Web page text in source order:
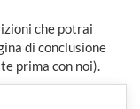
che potrai
di conclusione
prima con noi).